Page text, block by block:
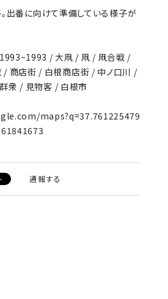
出番に向けて準備している様子が
/ 大凧 / 凧 / 凧合戦 /
/ 商店街 / 白根商店街 / 中ノ口川 /
衆 / 見物客 / 白根市
maps?q=37.761225479
通報する